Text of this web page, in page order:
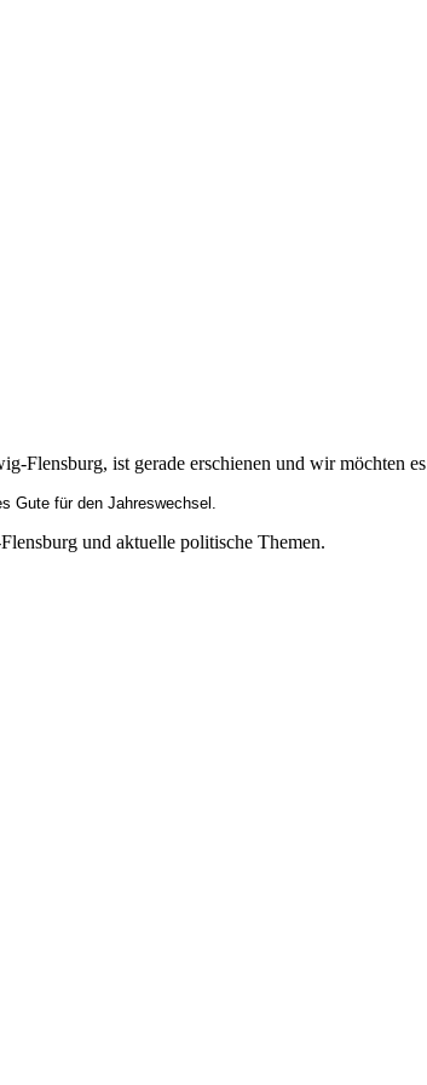
Flensburg, ist gerade erschienen und wir möchten es
Gute für den Jahreswechsel.
und aktuelle politische Themen.